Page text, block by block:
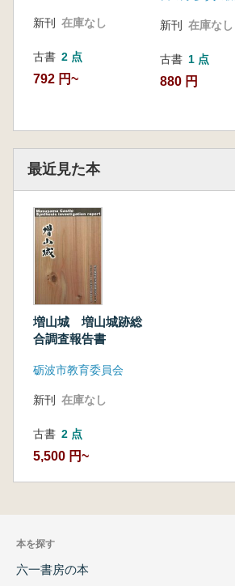
新刊 在庫なし
古書 2 点
792 円~
新刊 在庫なし
古書 1 点
880 円
最近見た本
増山城 増山城跡総
合調査報告書
砺波市教育委員会
新刊 在庫なし
古書 2 点
5,500 円~
本を探す
六一書房の本